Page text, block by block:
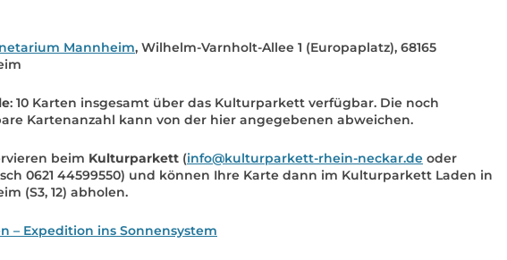
IMPRESSUM
BEANTRAGEN
Mannheim, Wilhelm-Varnholt-Allee 1 (Europaplatz), 68165
: 10 Karten insgesamt über das Kulturparkett verfügbar. Die noch
Kartenanzahl kann von der hier angegebenen abweichen.
beim Kulturparkett (info@kulturparkett-rhein-neckar.de oder
0621 44599550) und können Ihre Karte dann im Kulturparkett Laden in
(S3, 12) abholen.
– Expedition ins Sonnensystem